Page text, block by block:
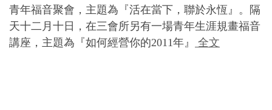
青年福音聚會，主題為『活在當下，聯於永恆』。隔
天十二月十日，在三會所另有一場青年生涯規畫福音
講座，主題為『如何經營你的2011年』
全文